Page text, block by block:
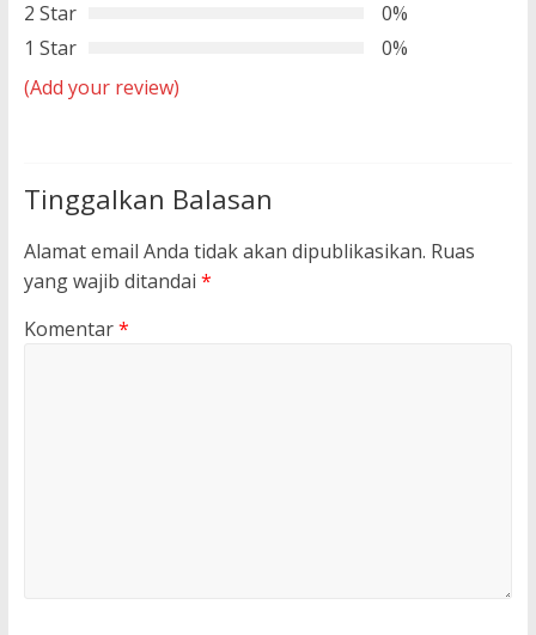
2 Star
0%
1 Star
0%
(Add your review)
Tinggalkan Balasan
Alamat email Anda tidak akan dipublikasikan. Ruas
yang wajib ditandai *
Komentar*